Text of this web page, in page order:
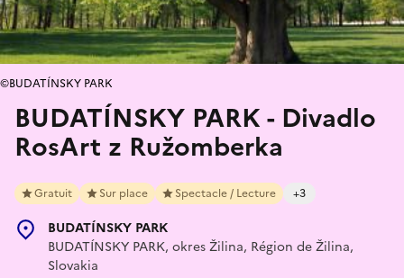
BUDATÍNSKY PARK - Divadlo
RosArt z Ružomberka
Gratuit Sur place Spectacle / Lecture +3
BUDATÍNSKY PARK
BUDATÍNSKY PARK, okres Žilina, Région de Žilina,
Slovakia
©BUDATÍNSKY PARK